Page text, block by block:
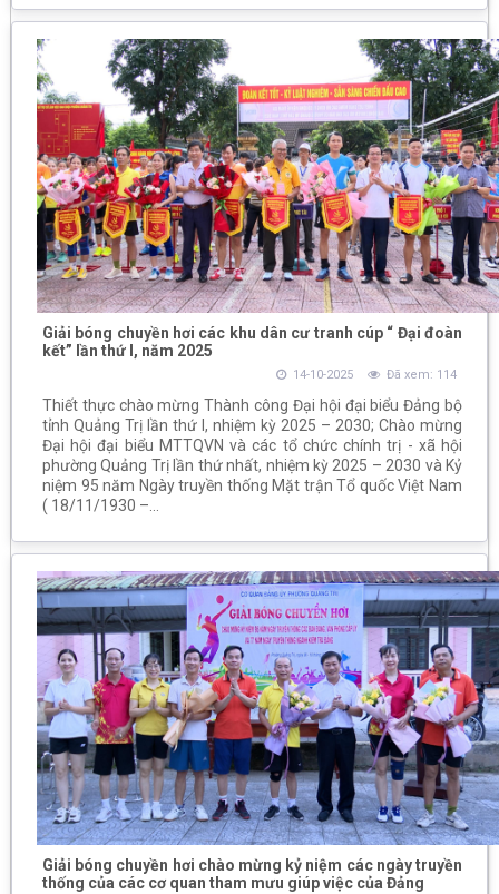
Giải bóng chuyền hơi các khu dân cư tranh cúp “ Đại đoàn
kết” lần thứ I, năm 2025
14-10-2025 Đã xem: 114
Thiết thực chào mừng Thành công Đại hội đại biểu Đảng bộ
tỉnh Quảng Trị lần thứ I, nhiệm kỳ 2025 – 2030; Chào mừng
Đại hội đại biểu MTTQVN và các tổ chức chính trị - xã hội
phường Quảng Trị lần thứ nhất, nhiệm kỳ 2025 – 2030 và Kỷ
niệm 95 năm Ngày truyền thống Mặt trận Tổ quốc Việt Nam
( 18/11/1930 –...
Giải bóng chuyền hơi chào mừng kỷ niệm các ngày truyền
thống của các cơ quan tham mưu giúp việc của Đảng